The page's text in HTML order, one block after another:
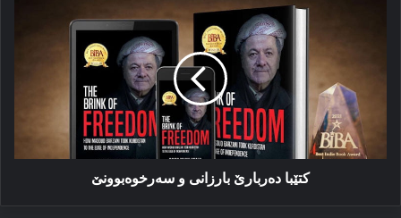
بارزانی
سەرخوەبوونێ
کتێبا دەربارێ بارزانی و سەرخوەبوونێ